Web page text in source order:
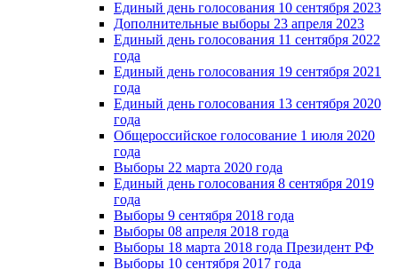
Единый день голосования 10 сентября 2023
Дополнительные выборы 23 апреля 2023
Единый день голосования 11 сентября 2022
года
Единый день голосования 19 сентября 2021
года
Единый день голосования 13 сентября 2020
года
Общероссийское голосование 1 июля 2020
года
Выборы 22 марта 2020 года
Единый день голосования 8 сентября 2019
года
Выборы 9 сентября 2018 года
Выборы 08 апреля 2018 года
Выборы 18 марта 2018 года Президент РФ
Выборы 10 сентября 2017 года